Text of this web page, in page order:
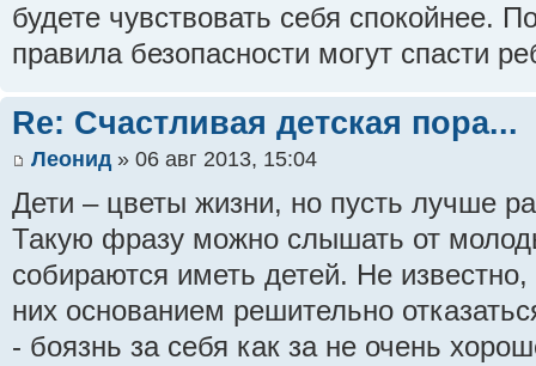
будете чувствовать себя спокойнее.
правила безопасности могут спасти
Re: Счастливая детская пора...
Леонид » 06 авг 2013, 15:04
Дети – цветы жизни, но пусть лучше
Такую фразу можно слышать от
собираются иметь детей. Не
них основанием решительно
- боязнь за себя как за не очень